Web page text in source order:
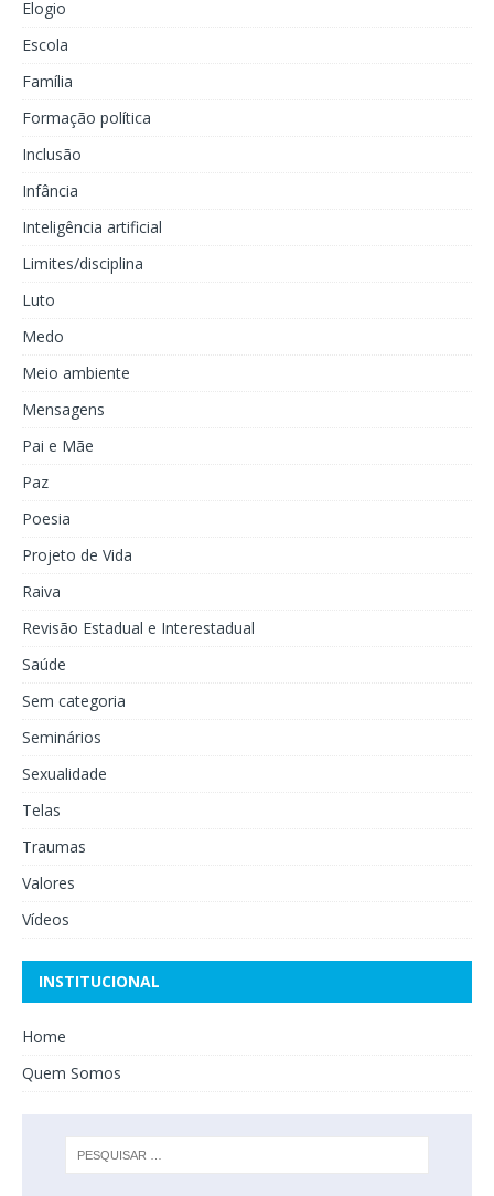
Elogio
Escola
Família
Formação política
Inclusão
Infância
Inteligência artificial
Limites/disciplina
Luto
Medo
Meio ambiente
Mensagens
Pai e Mãe
Paz
Poesia
Projeto de Vida
Raiva
Revisão Estadual e Interestadual
Saúde
Sem categoria
Seminários
Sexualidade
Telas
Traumas
Valores
Vídeos
INSTITUCIONAL
Home
Quem Somos